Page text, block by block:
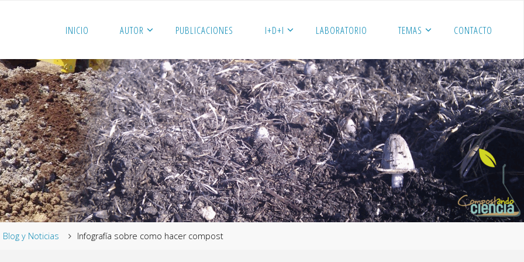
INICIO AUTOR PUBLICACIONES I+D+I LABORATORIO TEMAS CONTACTO
Blog y Noticias Infografía sobre como hacer compost